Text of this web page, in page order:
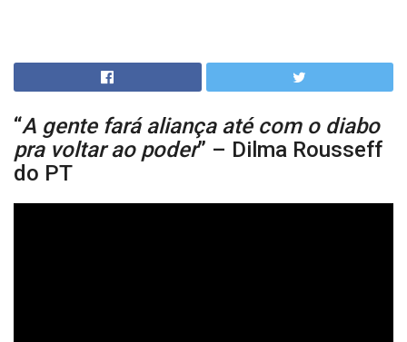
“A gente fará aliança até com o diabo
pra voltar ao poder” – Dilma Rousseff
do PT